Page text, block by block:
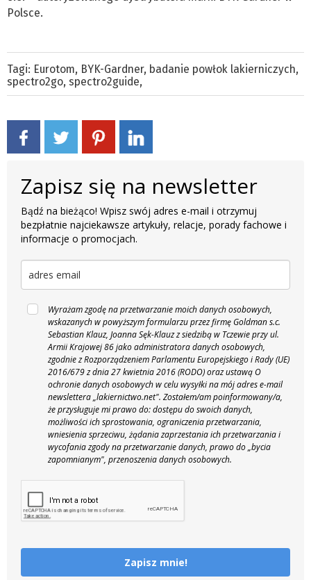
Polsce.
Tagi: Eurotom, BYK-Gardner, badanie powłok lakierniczych,
spectro2go, spectro2guide,
Zapisz się na newsletter
Bądź na bieżąco! Wpisz swój adres e-mail i otrzymuj
bezpłatnie najciekawsze artykuły, relacje, porady fachowe i
informacje o promocjach.
Wyrażam zgodę na przetwarzanie moich danych osobowych,
wskazanych w powyższym formularzu przez firmę Goldman s.c.
Sebastian Klauz, Joanna Sęk-Klauz z siedzibą w Tczewie przy ul.
Armii Krajowej 86 jako administratora danych osobowych,
zgodnie z Rozporządzeniem Parlamentu Europejskiego i Rady (UE)
2016/679 z dnia 27 kwietnia 2016 (RODO) oraz ustawą O
ochronie danych osobowych w celu wysyłki na mój adres e-mail
newslettera „lakiernictwo.net". Zostałem/am poinformowany/a,
że przysługuje mi prawo do: dostępu do swoich danych,
możliwości ich sprostowania, ograniczenia przetwarzania,
wniesienia sprzeciwu, żądania zaprzestania ich przetwarzania i
wycofania zgody na przetwarzanie danych, prawo do „bycia
zapomnianym", przenoszenia danych osobowych.
Zapisz mnie!